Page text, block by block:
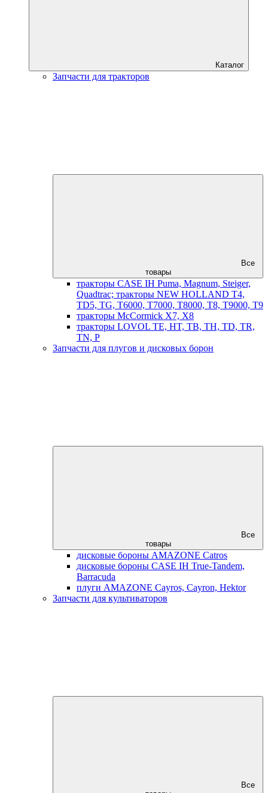
Каталог
Запчасти для тракторов
Все
товары
тракторы CASE IH Puma, Magnum, Steiger,
Quadtrac; тракторы NEW HOLLAND T4,
TD5, TG, T6000, T7000, T8000, T8, T9000, T9
тракторы McCormick X7, X8
тракторы LOVOL TE, HT, TB, TH, TD, TR,
TN, P
Запчасти для плугов и дисковых борон
Все
товары
дисковые бороны AMAZONE Catros
дисковые бороны CASE IH True-Tandem,
Barracuda
плуги AMAZONE Cayros, Cayron, Hektor
Запчасти для культиваторов
Все